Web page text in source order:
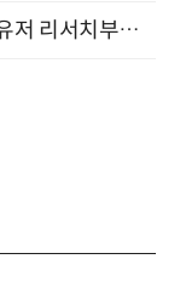
그럴듯하지만 AI가 만든 티가 난다면? 유저 리서치부터 배포까지! (9/15)